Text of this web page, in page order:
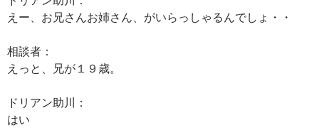
えー、お兄さんお姉さん、がいらっしゃるんでしょ・・
相談者：
えっと、兄が１９歳。
ドリアン助川：
はい